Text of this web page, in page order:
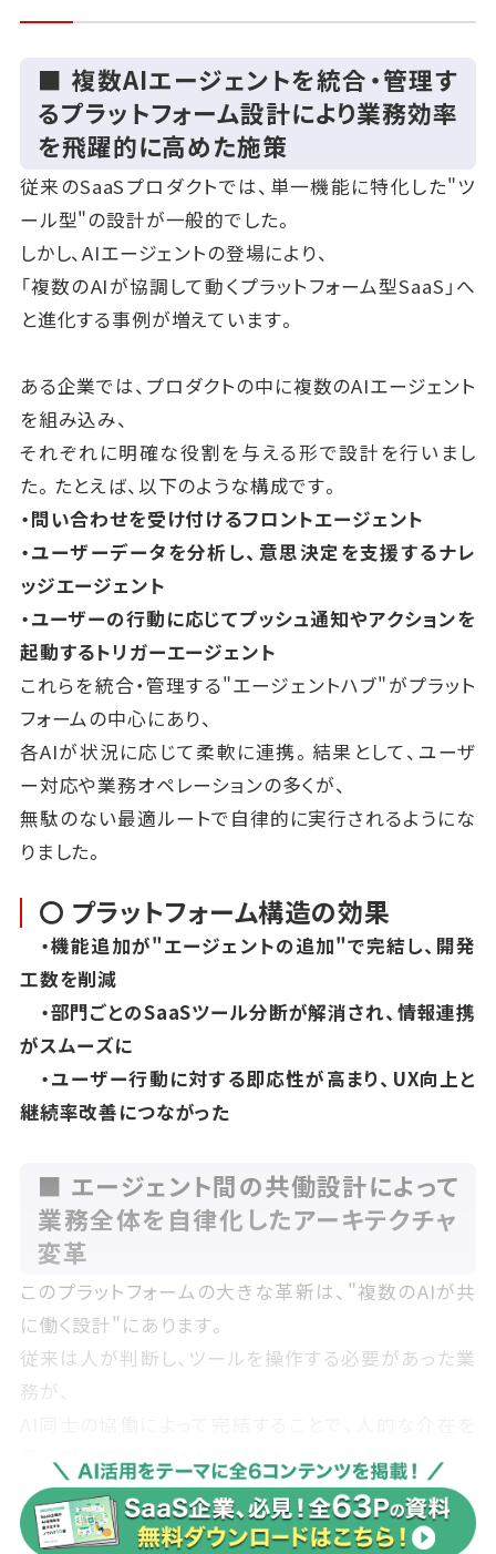
■ 複数AIエージェントを統合・管理す
るプラットフォーム設計により業務効率
を飛躍的に高めた施策
従来のSaaSプロダクトでは、単一機能に特化した"ツ
ール型"の設計が一般的でした。
しかし、AIエージェントの登場により、
「複数のAIが協調して動くプラットフォーム型SaaS」へ
と進化する事例が増えています。
ある企業では、プロダクトの中に複数のAIエージェント
を組み込み、
それぞれに明確な役割を与える形で設計を行いまし
た。たとえば、以下のような構成です。
・問い合わせを受け付けるフロントエージェント
・ユーザーデータを分析し、意思決定を支援するナレ
ッジエージェント
・ユーザーの行動に応じてプッシュ通知やアクションを
起動するトリガーエージェント
これらを統合・管理する"エージェントハブ"がプラット
フォームの中心にあり、
各AIが状況に応じて柔軟に連携。結果として、ユーザ
ー対応や業務オペレーションの多くが、
無駄のない最適ルートで自律的に実行されるようにな
りました。
〇 プラットフォーム構造の効果
・機能追加が"エージェントの追加"で完結し、開発
工数を削減
・部門ごとのSaaSツール分断が解消され、情報連携
がスムーズに
・ユーザー行動に対する即応性が高まり、UX向上と
継続率改善につながった
■ エージェント間の共働設計によって
業務全体を自律化したアーキテクチャ
変革
このプラットフォームの大きな革新は、"複数のAIが共
に働く設計"にあります。
従来は人が判断し、ツールを操作する必要があった業
務が、
最小限に抑える構造が可能になっています。
例えば、顧客の行動ログをもとに、ナレッジエージェン